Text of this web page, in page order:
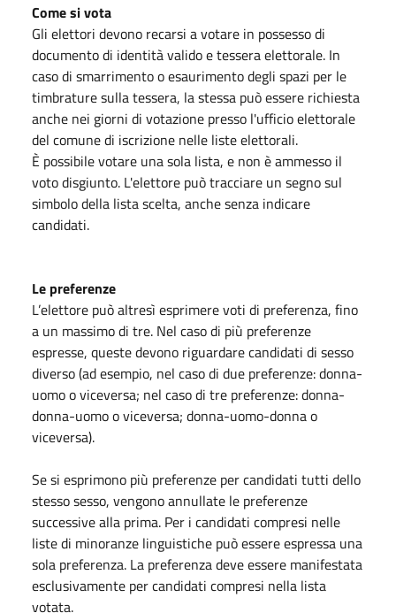
Come si vota
Gli elettori devono recarsi a votare in possesso di
documento di identità valido e tessera elettorale. In
caso di smarrimento o esaurimento degli spazi per le
timbrature sulla tessera, la stessa può essere richiesta
anche nei giorni di votazione presso l'ufficio elettorale
del comune di iscrizione nelle liste elettorali.
È possibile votare una sola lista, e non è ammesso il
voto disgiunto. L'elettore può tracciare un segno sul
simbolo della lista scelta, anche senza indicare
candidati.
Le preferenze
L’elettore può altresì esprimere voti di preferenza, fino
a un massimo di tre. Nel caso di più preferenze
espresse, queste devono riguardare candidati di sesso
diverso (ad esempio, nel caso di due preferenze: donna-
uomo o viceversa; nel caso di tre preferenze: donna-
donna-uomo o viceversa; donna-uomo-donna o
viceversa).
Se si esprimono più preferenze per candidati tutti dello
stesso sesso, vengono annullate le preferenze
successive alla prima. Per i candidati compresi nelle
liste di minoranze linguistiche può essere espressa una
sola preferenza. La preferenza deve essere manifestata
esclusivamente per candidati compresi nella lista
votata.